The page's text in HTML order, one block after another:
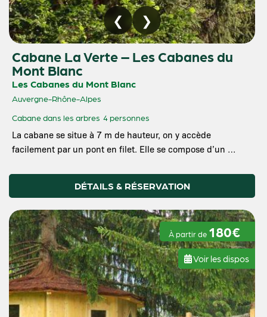
Cabane La Verte – Les Cabanes du
Mont Blanc
Les Cabanes du Mont Blanc
Auvergne-Rhône-Alpes
Cabane dans les arbres 4 personnes
La cabane se situe à 7 m de hauteur, on y accède
facilement par un pont en filet. Elle se compose d’un …
DÉTAILS & RÉSERVATION
À partir de 180€
Voir les dispos